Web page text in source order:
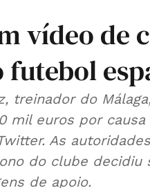
vídeo de
futebol
treinador do
mil euros por
As
do clube
de apoio.